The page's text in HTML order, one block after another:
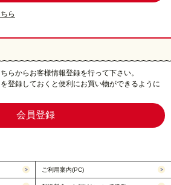
ら
らからお客様情報登録を行って下さい。
登録しておくと便利にお買い物ができるように
ご利用案内(PC)